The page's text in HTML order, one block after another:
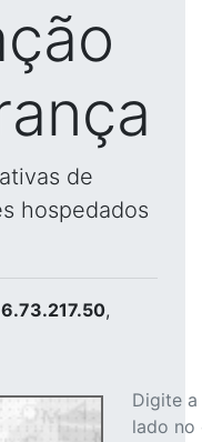
de
hospedados
,
Digite
lado no